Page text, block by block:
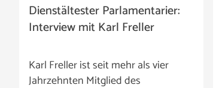
Dienstältester Parlamentarier:
Interview mit Karl Freller
Karl Freller ist seit mehr als vier
Jahrzehnten Mitglied des